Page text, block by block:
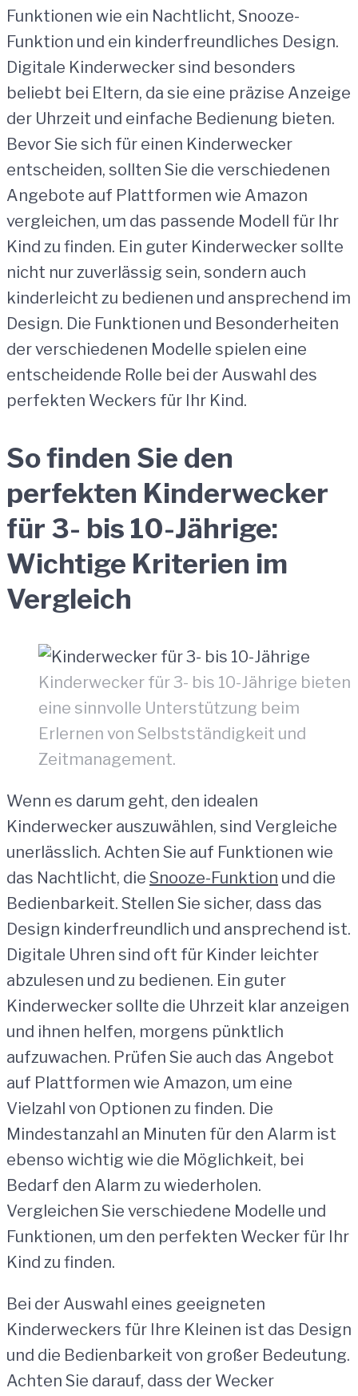
Funktionen wie ein Nachtlicht, Snooze-
Funktion und ein kinderfreundliches Design.
Digitale Kinderwecker sind besonders
beliebt bei Eltern, da sie eine präzise Anzeige
der Uhrzeit und einfache Bedienung bieten.
Bevor Sie sich für einen Kinderwecker
entscheiden, sollten Sie die verschiedenen
Angebote auf Plattformen wie Amazon
vergleichen, um das passende Modell für Ihr
Kind zu finden. Ein guter Kinderwecker sollte
nicht nur zuverlässig sein, sondern auch
kinderleicht zu bedienen und ansprechend im
Design. Die Funktionen und Besonderheiten
der verschiedenen Modelle spielen eine
entscheidende Rolle bei der Auswahl des
perfekten Weckers für Ihr Kind.
So finden Sie den
perfekten Kinderwecker
für 3- bis 10-Jährige:
Wichtige Kriterien im
Vergleich
Kinderwecker für 3- bis 10-Jährige bieten
eine sinnvolle Unterstützung beim
Erlernen von Selbstständigkeit und
Zeitmanagement.
Wenn es darum geht, den idealen
Kinderwecker auszuwählen, sind Vergleiche
unerlässlich. Achten Sie auf Funktionen wie
das Nachtlicht, die Snooze-Funktion und die
Bedienbarkeit. Stellen Sie sicher, dass das
Design kinderfreundlich und ansprechend ist.
Digitale Uhren sind oft für Kinder leichter
abzulesen und zu bedienen. Ein guter
Kinderwecker sollte die Uhrzeit klar anzeigen
und ihnen helfen, morgens pünktlich
aufzuwachen. Prüfen Sie auch das Angebot
auf Plattformen wie Amazon, um eine
Vielzahl von Optionen zu finden. Die
Mindestanzahl an Minuten für den Alarm ist
ebenso wichtig wie die Möglichkeit, bei
Bedarf den Alarm zu wiederholen.
Vergleichen Sie verschiedene Modelle und
Funktionen, um den perfekten Wecker für Ihr
Kind zu finden.
Bei der Auswahl eines geeigneten
Kinderweckers für Ihre Kleinen ist das Design
und die Bedienbarkeit von großer Bedeutung.
Achten Sie darauf, dass der Wecker